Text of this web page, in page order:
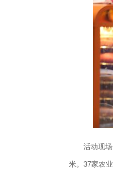
活动现场分
米。37家农